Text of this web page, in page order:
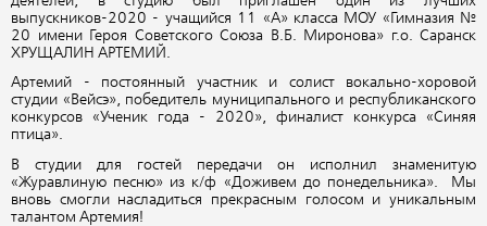
выпускников-2020 - учащийся 11 «А» класса МОУ «Гимназия №
20 имени Героя Советского Союза В.Б. Миронова» г.о. Саранск
ХРУЩАЛИН АРТЕМИЙ.
Артемий - постоянный участник и солист вокально-хоровой
студии «Вейсэ», победитель муниципального и республиканского
конкурсов «Ученик года - 2020», финалист конкурса «Синяя
птица».
В студии для гостей передачи он исполнил знаменитую
«Журавлиную песню» из к/ф «Доживем до понедельника». Мы
вновь смогли насладиться прекрасным голосом и уникальным
талантом Артемия!